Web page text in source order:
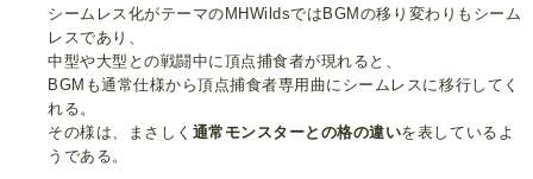
シームレス化がテーマのMHWildsではBGMの移り変わりもシーム
レスであり、
中型や大型との戦闘中に頂点捕食者が現れると、
BGMも通常仕様から頂点捕食者専用曲にシームレスに移行してく
れる。
その様は、まさしく 通常モンスターとの格の違いを表しているよ
うである。